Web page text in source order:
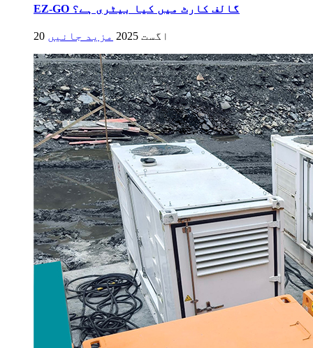
EZ-GO گالف کارٹ میں کیا بیٹری ہے؟
20 اگست 2025 مزید جانیں